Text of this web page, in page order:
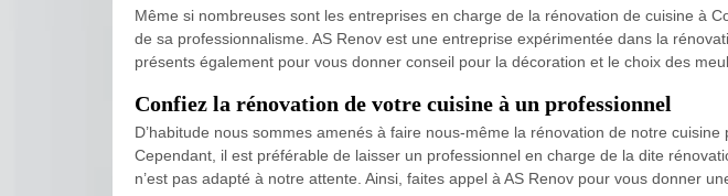
Même si nombreuses sont les entreprises en charge de la rénovation de cuisine à
de sa professionnalisme. AS Renov est une entreprise expérimentée dans la
présents également pour vous donner conseil pour la décoration et le choix des
Confiez la rénovation de votre cuisine à un professionnel
D’habitude nous sommes amenés à faire nous-même la rénovation de notre
Cependant, il est préférable de laisser un professionnel en charge de la dite
n’est pas adapté à notre attente. Ainsi, faites appel à AS Renov pour vous donner